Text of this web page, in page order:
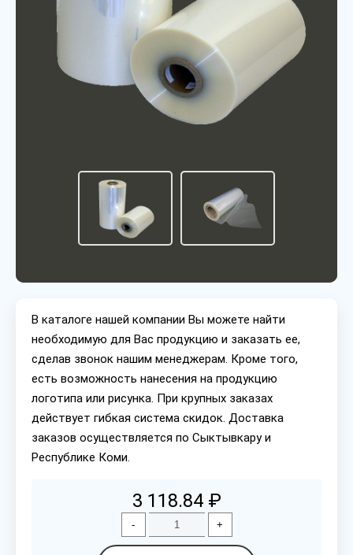
В каталоге нашей компании Вы можете найти
необходимую для Вас продукцию и заказать ее,
сделав звонок нашим менеджерам. Кроме того,
есть возможность нанесения на продукцию
логотипа или рисунка. При крупных заказах
действует гибкая система скидок. Доставка
заказов осуществляется по Сыктывкару и
Республике Коми.
3 118.84 ₽
- +